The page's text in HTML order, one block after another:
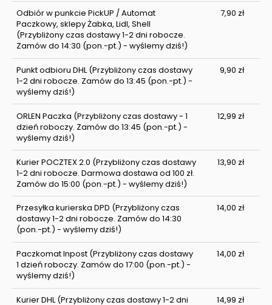
Odbiór w punkcie PickUP / Automat
Paczkowy, sklepy Żabka, Lidl, Shell
(Przybliżony czas dostawy 1-2 dni robocze.
Zamów do 14:30 (pon.-pt.) - wyślemy dziś!)
7,90 zł
Punkt odbioru DHL(Przybliżony czas dostawy
1-2 dni robocze. Zamów do 13:45 (pon.-pt.) -
wyślemy dziś!)
9,90 zł
ORLEN Paczka (Przybliżony czas dostawy - 1
dzień roboczy. Zamów do 13:45 (pon.-pt.) -
wyślemy dziś!)
12,99 zł
Kurier POCZTEX 2.0 (Przybliżony czas dostawy
1-2 dni robocze. Darmowa dostawa od 100 zł.
Zamów do 15:00 (pon.-pt.) - wyślemy dziś!)
13,90 zł
Przesyłka kurierska DPD (Przybliżony czas
dostawy 1-2 dni robocze. Zamów do 14:30
(pon.-pt.) - wyślemy dziś!)
14,00 zł
Paczkomat Inpost(Przybliżony czas dostawy
1 dzień roboczy. Zamów do 17:00 (pon.-pt.) -
wyślemy dziś!)
14,00 zł
Kurier DHL(Przybliżony czas dostawy 1-2 dni 14,99 zł